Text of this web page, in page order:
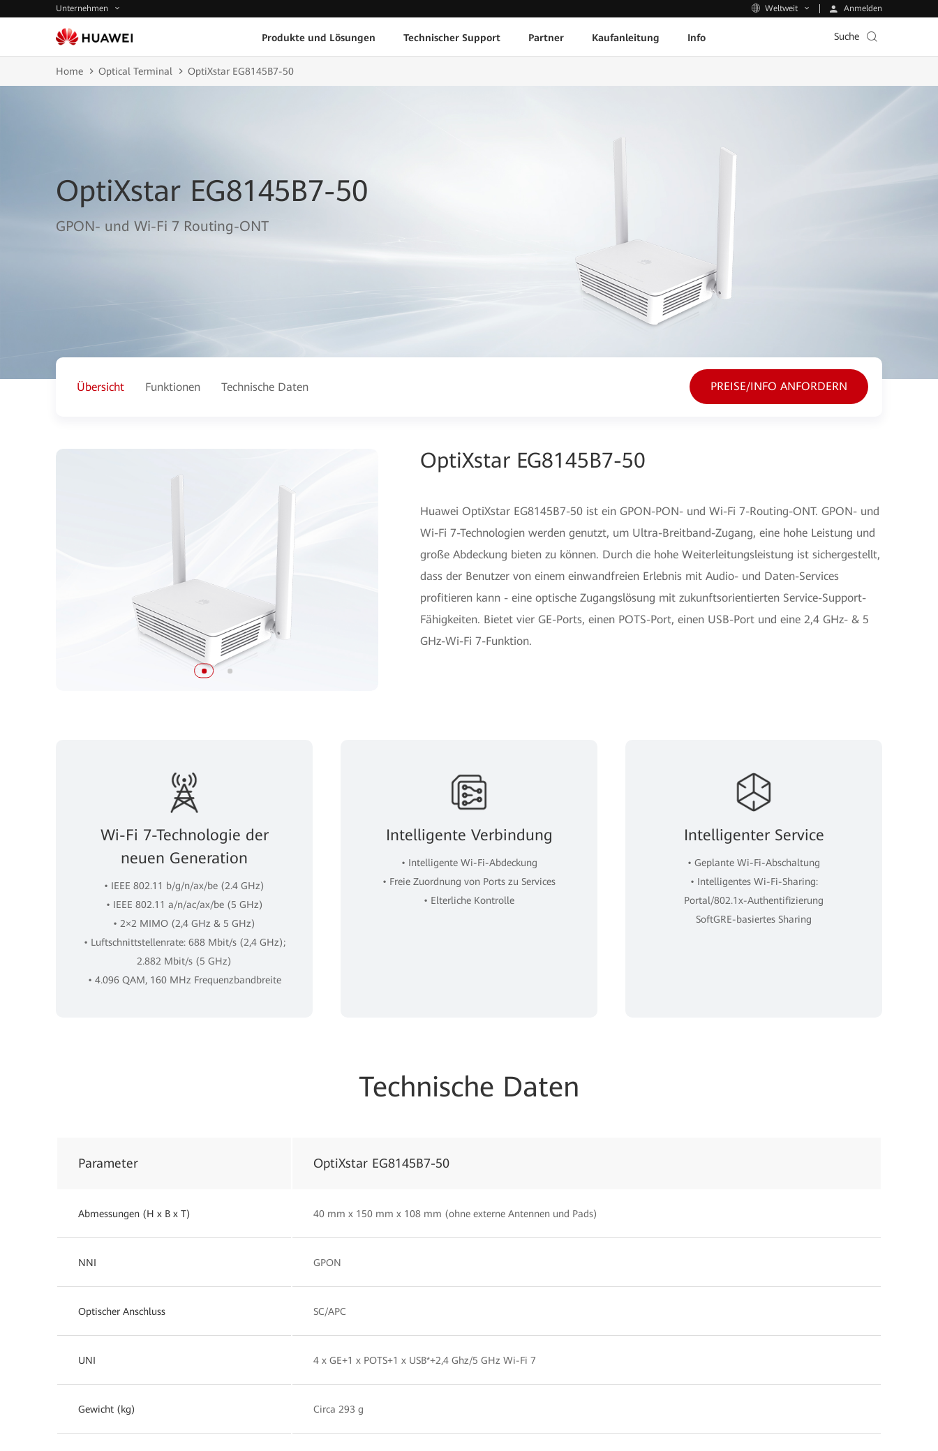
Unternehmen Weltweit Anmelden
Produkte und Lösungen Technischer Support Partner Kaufanleitung Info Suche
Home Optical Terminal OptiXstar EG8145B7-50
OptiXstar EG8145B7-50
GPON- und Wi-Fi 7 Routing-ONT
Übersicht Funktionen Technische Daten PREISE/INFO ANFORDERN
OptiXstar EG8145B7-50
Huawei OptiXstar EG8145B7-50 ist ein GPON-PON- und Wi-Fi 7-Routing-ONT. GPON- und
Wi-Fi 7-Technologien werden genutzt, um Ultra-Breitband-Zugang, eine hohe Leistung und
große Abdeckung bieten zu können. Durch die hohe Weiterleitungsleistung ist sichergestellt,
dass der Benutzer von einem einwandfreien Erlebnis mit Audio- und Daten-Services
profitieren kann - eine optische Zugangslösung mit zukunftsorientierten Service-Support-
Fähigkeiten. Bietet vier GE-Ports, einen POTS-Port, einen USB-Port und eine 2,4 GHz- & 5
GHz-Wi-Fi 7-Funktion.
Wi-Fi 7-Technologie der
neuen Generation
• IEEE 802.11 b/g/n/ax/be (2.4 GHz)
• IEEE 802.11 a/n/ac/ax/be (5 GHz)
• 2×2 MIMO (2,4 GHz & 5 GHz)
• Luftschnittstellenrate: 688 Mbit/s (2,4 GHz);
2.882 Mbit/s (5 GHz)
• 4.096 QAM, 160 MHz Frequenzbandbreite
Intelligente Verbindung
• Intelligente Wi-Fi-Abdeckung
• Freie Zuordnung von Ports zu Services
• Elterliche Kontrolle
Intelligenter Service
• Geplante Wi-Fi-Abschaltung
• Intelligentes Wi-Fi-Sharing:
Portal/802.1x-Authentifizierung
SoftGRE-basiertes Sharing
Technische Daten
Parameter OptiXstar EG8145B7-50
Abmessungen (H x B x T) 40 mm x 150 mm x 108 mm (ohne externe Antennen und Pads)
NNI GPON
Optischer Anschluss SC/APC
UNI 4 x GE+1 x POTS+1 x USB*+2,4 Ghz/5 GHz Wi-Fi 7
Gewicht (kg) Circa 293 g